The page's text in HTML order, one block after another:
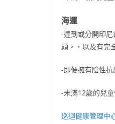
海運
-達到或分開印
頭。，以及有完
-即便擁有陰性
-未滿12歲的兒
巡迴健康管理中